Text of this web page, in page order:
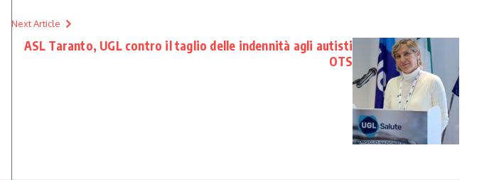
Next Article
ASL Taranto, UGL contro il taglio delle indennità agli autisti
OTS